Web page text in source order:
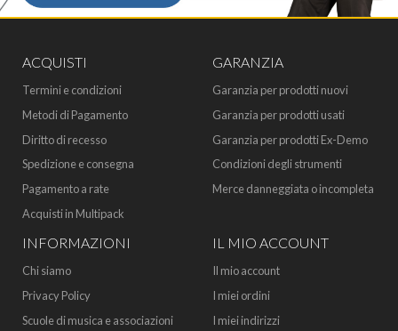
ACQUISTI
Termini e condizioni
Metodi di Pagamento
Diritto di recesso
Spedizione e consegna
Pagamento a rate
Acquisti in Multipack
GARANZIA
Garanzia per prodotti nuovi
Garanzia per prodotti usati
Garanzia per prodotti Ex-Demo
Condizioni degli strumenti
Merce danneggiata o incompleta
INFORMAZIONI
Chi siamo
Privacy Policy
Scuole di musica e associazioni
IL MIO ACCOUNT
Il mio account
I miei ordini
I miei indirizzi